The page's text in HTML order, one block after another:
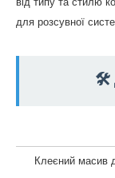
для розсувної
🛠️
Клеєний масив